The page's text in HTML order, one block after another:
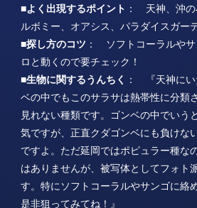
■よく出現するポイント ： 天神、沖の
ルボミー、オアシス、パラダイスガー
■探し方のコツ ： ソフトコーラルや
ロと動くので要チェック！
■生物に関するうんちく ： 『天神に
ベの中でもこのサラサは熱帯性に分類
見れない種類です。ゴンベの中でいう
気ですが、正直クダゴンベにも負けな
ですよ。ただ延岡ではポピュラー種な
はありませんが、被写体としてフォト
す。特にソフトコーラルやサンゴに絡
是非狙ってみてね！』